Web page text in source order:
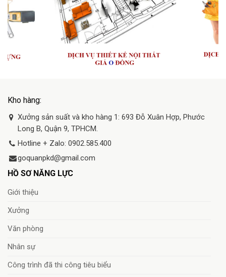
Kho hàng:
Xưởng sản suất và kho hàng 1: 693 Đỗ Xuân Hợp, Phước
Long B, Quận 9, TPHCM.
Hotline + Zalo: 0902.585.400
goquanpkd@gmail.com
HỒ SƠ NĂNG LỰC
Giới thiệu
Xưởng
Văn phòng
Nhân sự
Công trình đã thi công tiêu biểu